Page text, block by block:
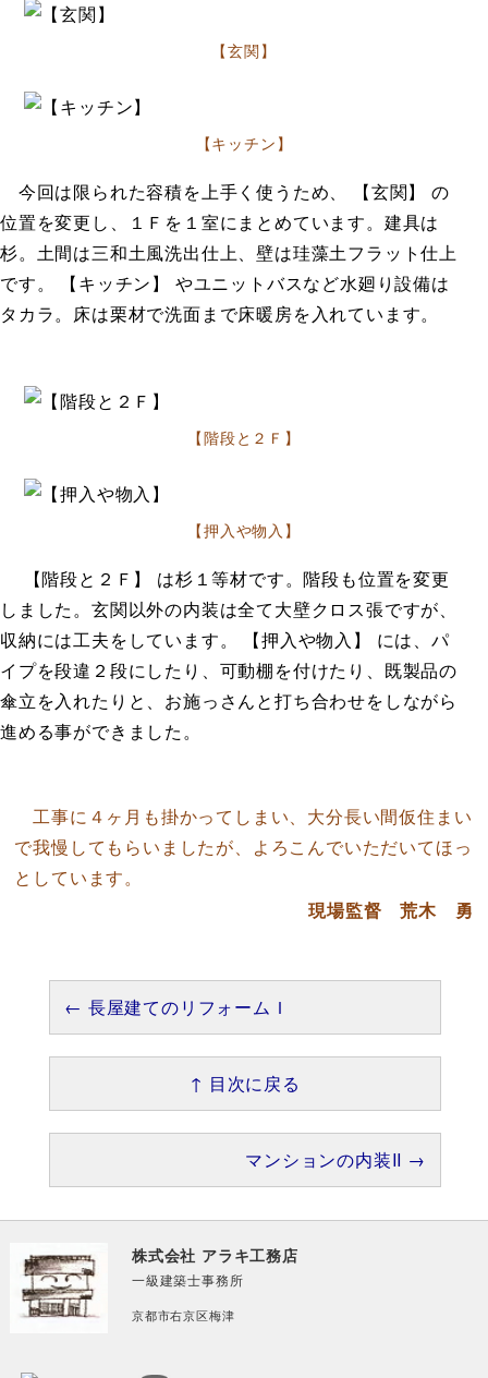
【玄関】
【キッチン】
今回は限られた容積を上手く使うため、 【玄関】 の
位置を変更し、１Ｆを１室にまとめています。建具は
杉。土間は三和土風洗出仕上、壁は珪藻土フラット仕上
です。 【キッチン】 やユニットバスなど水廻り設備は
タカラ。床は栗材で洗面まで床暖房を入れています。
【階段と２Ｆ】
【押入や物入】
【階段と２Ｆ】 は杉１等材です。階段も位置を変更
しました。玄関以外の内装は全て大壁クロス張ですが、
収納には工夫をしています。 【押入や物入】 には、パ
イプを段違２段にしたり、可動棚を付けたり、既製品の
傘立を入れたりと、お施っさんと打ち合わせをしながら
進める事ができました。
工事に４ヶ月も掛かってしまい、大分長い間仮住まい
で我慢してもらいましたが、よろこんでいただいてほっ
としています。
現場監督 荒木 勇
← 長屋建てのリフォームＩ
↑ 目次に戻る
マンションの内装II →
株式会社 アラキ工務店
一級建築士事務所
京都市右京区梅津